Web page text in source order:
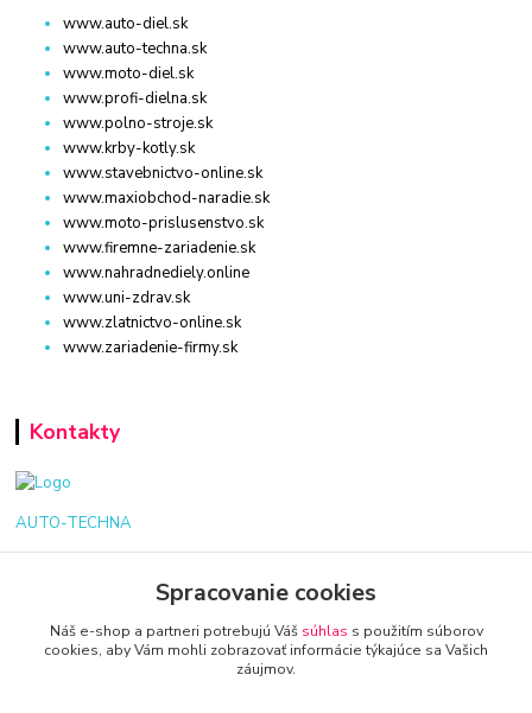
www.auto-diel.sk
www.auto-techna.sk
www.moto-diel.sk
www.profi-dielna.sk
www.polno-stroje.sk
www.krby-kotly.sk
www.stavebnictvo-online.sk
www.maxiobchod-naradie.sk
www.moto-prislusenstvo.sk
www.firemne-zariadenie.sk
www.nahradnediely.online
www.uni-zdrav.sk
www.zlatnictvo-online.sk
www.zariadenie-firmy.sk
Kontakty
AUTO-TECHNA
+421 940 949 000
info@kamenik.sk
Spracovanie cookies
Náš e-shop a partneri potrebujú Váš súhlas s použitím súborov
cookies, aby Vám mohli zobrazovať informácie týkajúce sa Vašich
záujmov.